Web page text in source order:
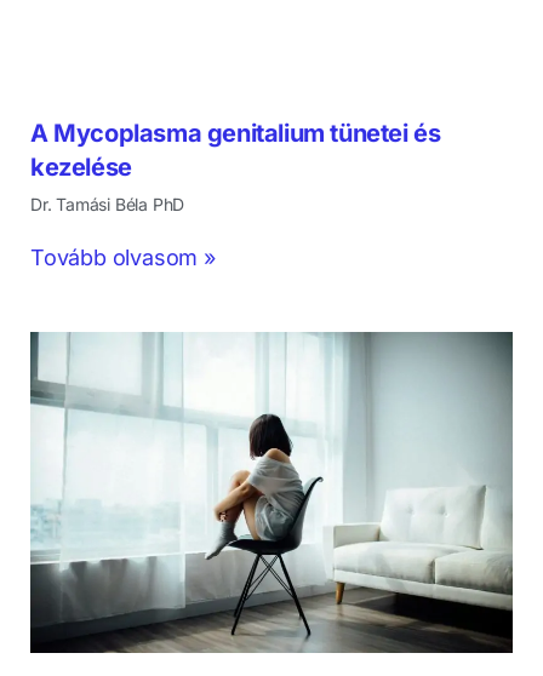
A Mycoplasma genitalium tünetei és
kezelése
Dr. Tamási Béla PhD
Tovább olvasom »